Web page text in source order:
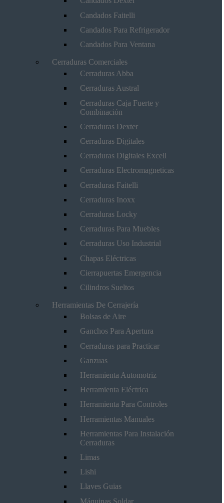
Candados Faitelli
Candados Para Refrigerador
Candados Para Ventana
Cerraduras Comerciales
Cerraduras Abba
Cerraduras Austral
Cerraduras Caja Fuerte y
Combinación
Cerraduras Dexter
Cerraduras Digitales
Cerraduras Digitales Excell
Cerraduras Electromagneticas
Cerraduras Faitelli
Cerraduras Inoxx
Cerraduras Locky
Cerraduras Para Muebles
Cerraduras Uso Industrial
Chapas Eléctricas
Cierrapuertas Emergencia
Cilindros Sueltos
Herramientas De Cerrajería
Bolsas de Aire
Ganchos Para Apertura
Cerraduras para Practicar
Ganzuas
Herramienta Automotriz
Herramienta Eléctrica
Herramienta Para Controles
Herramientas Manuales
Herramientas Para Instalación
Cerraduras
Limas
Lishi
Llaves Guias
Máquinas Soldar